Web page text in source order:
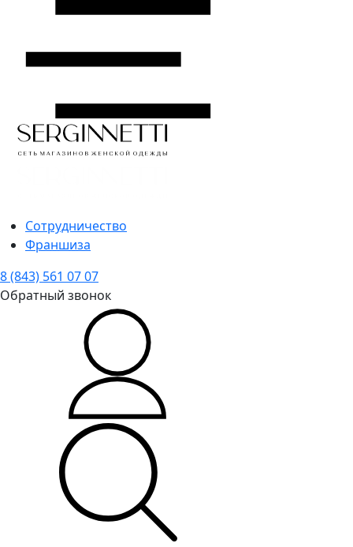
Сотрудничество
Франшиза
8 (843) 561 07 07
Обратный звонок